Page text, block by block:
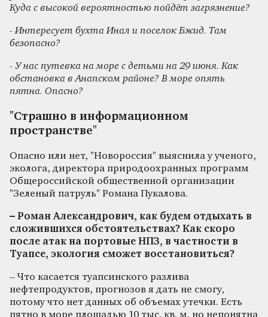
Куда с высокой вероятностью пойдёт загрязнение?
- Интересует бухта Инал и поселок Бжид. Там
безопасно?
- У нас путевка на море с детьми на 29 июня. Как
обстановка в Анапском районе? В море опять
пятна. Опасно?
"Страшно в информационном
пространстве"
Опасно или нет, "Новороссия" выяснила у ученого,
эколога, директора природоохранных программ
Общероссийской общественной организации
"Зеленый патруль" Романа Пукалова.
– Роман Александрович, как будем отдыхать в
сложившихся обстоятельствах? Как скоро
после атак на портовые НПЗ, в частности в
Туапсе, экология сможет восстановиться?
– Что касается туапсинского разлива
нефтепродуктов, прогнозов я дать не смогу,
потому что нет данных об объемах утечки. Есть